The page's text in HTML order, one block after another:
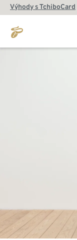
Výhody s TchiboCard